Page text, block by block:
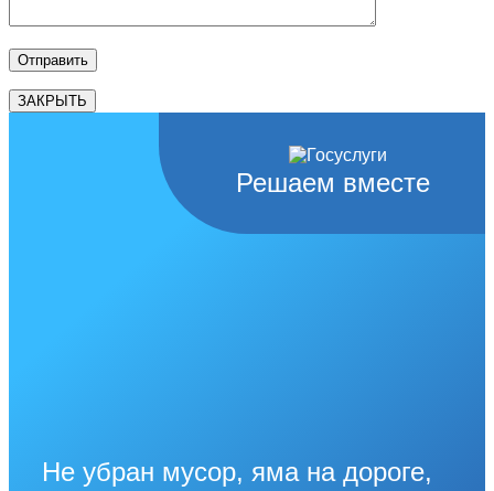
ЗАКРЫТЬ
Решаем вместе
Не убран мусор, яма на дороге,